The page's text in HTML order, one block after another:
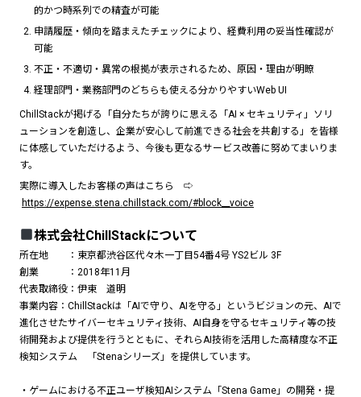
TECHNOLOGY
NEWS
COMPANY
CONTACT
CAREERS
的かつ時系列での精査が可能
申請履歴・傾向を踏まえたチェックにより、経費利用の妥当性確認が
可能
不正・不適切・異常の根拠が表示されるため、原因・理由が明瞭
経理部門・業務部門のどちらも使える分かりやすいWeb UI
ChillStackが掲げる「自分たちが誇りに思える「AI × セキュリティ」ソリ
ューションを創造し、企業が安心して前進できる社会を共創する」を皆様
に体感していただけるよう、今後も更なるサービス改善に努めてまいりま
す。
実際に導入したお客様の声はこちら ⇨
https://expense.stena.chillstack.com/#block__voice
株式会社ChillStackについて
所在地 ：東京都渋谷区代々木一丁目54番4号 YS2ビル 3F
創業 ：2018年11月
代表取締役：伊東 道明
事業内容：ChillStackは「AIで守り、AIを守る」というビジョンの元、AIで
進化させたサイバーセキュリティ技術、AI自身を守るセキュリティ等の技
術開発および提供を行うとともに、それらAI技術を活用した高精度な不正
検知システム 「Stenaシリーズ」を提供しています。
・ゲームにおける不正ユーザ検知AIシステム「Stena Game」の開発・提